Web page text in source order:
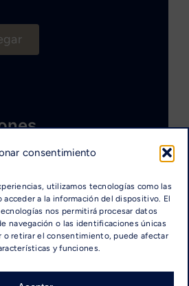
consentimiento
utilizamos tecnologías como las
acceder a la información del dispositivo. El
nos permitirá procesar datos
navegación o las identificaciones únicas
retirar el consentimiento, puede afectar
y funciones.